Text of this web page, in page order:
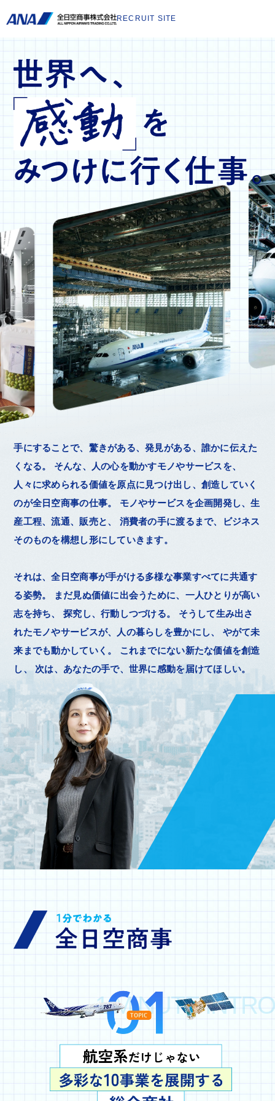
RECRUIT SITE
手にすることで、驚きがある、発見がある、誰かに伝えた
くなる。
そんな、人の心を動かすモノやサービスを、
人々に求められる価値を原点に見つけ出し、創造していく
のが全日空商事の仕事。
モノやサービスを企画開発し、生
産工程、流通、販売と、
消費者の手に渡るまで、ビジネス
そのものを構想し形にしていきます。
それは、全日空商事が手がける多様な事業すべてに共通す
る姿勢。
まだ見ぬ価値に出会うために、一人ひとりが高い
志を持ち、
探究し、行動しつづける。
そうして生み出さ
れたモノやサービスが、人の暮らしを豊かにし、
やがて未
来までも動かしていく。
これまでにない新たな価値を創造
し、
次は、あなたの手で、世界に感動を届けてほしい。
1 MINUTE INTRO